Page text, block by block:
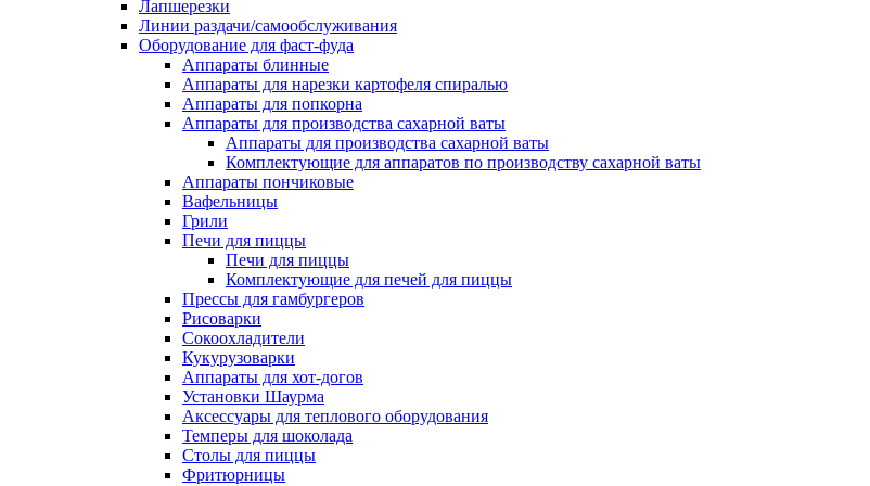
Лапшерезки
Линии раздачи/самообслуживания
Оборудование для фаст-фуда
Аппараты блинные
Аппараты для нарезки картофеля спиралью
Аппараты для попкорна
Аппараты для производства сахарной ваты
Аппараты для производства сахарной ваты
Комплектующие для аппаратов по производству сахарной ваты
Аппараты пончиковые
Вафельницы
Грили
Печи для пиццы
Печи для пиццы
Комплектующие для печей для пиццы
Прессы для гамбургеров
Рисоварки
Сокоохладители
Кукурузоварки
Аппараты для хот-догов
Установки Шаурма
Аксессуары для теплового оборудования
Темперы для шоколада
Столы для пиццы
Фритюрницы